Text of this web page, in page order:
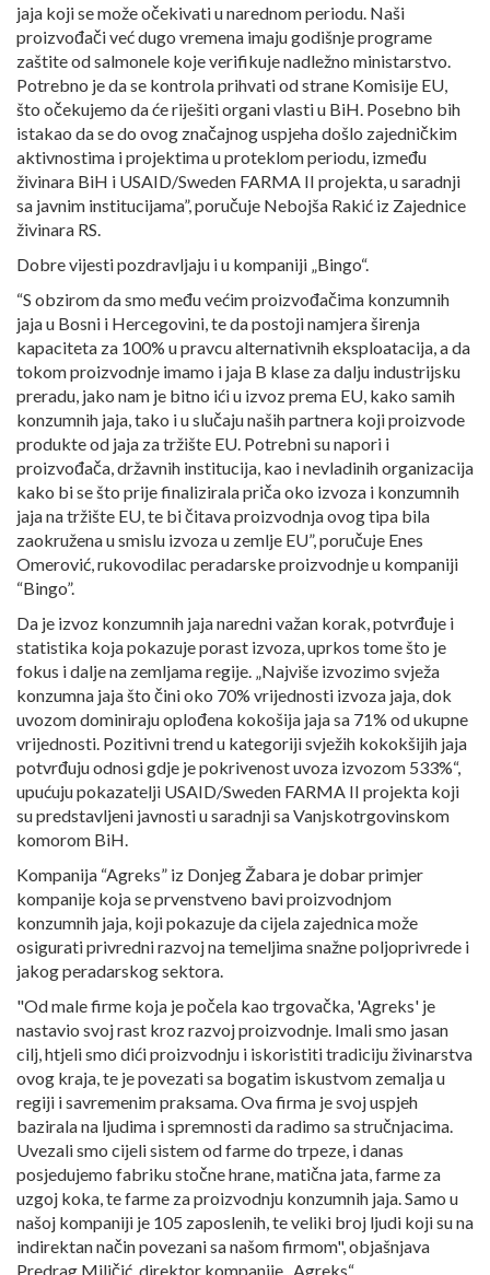
jaja koji se može očekivati u narednom periodu. Naši
proizvođači već dugo vremena imaju godišnje programe
zaštite od salmonele koje verifikuje nadležno ministarstvo.
Potrebno je da se kontrola prihvati od strane Komisije EU,
što očekujemo da će riješiti organi vlasti u BiH. Posebno bih
istakao da se do ovog značajnog uspjeha došlo zajedničkim
aktivnostima i projektima u proteklom periodu, između
živinara BiH i USAID/Sweden FARMA II projekta, u saradnji
sa javnim institucijama”, poručuje Nebojša Rakić iz Zajednice
živinara RS.
Dobre vijesti pozdravljaju i u kompaniji „Bingo“.
“S obzirom da smo među većim proizvođačima konzumnih
jaja u Bosni i Hercegovini, te da postoji namjera širenja
kapaciteta za 100% u pravcu alternativnih eksploatacija, a da
tokom proizvodnje imamo i jaja B klase za dalju industrijsku
preradu, jako nam je bitno ići u izvoz prema EU, kako samih
konzumnih jaja, tako i u slučaju naših partnera koji proizvode
produkte od jaja za tržište EU. Potrebni su napori i
proizvođača, državnih institucija, kao i nevladinih organizacija
kako bi se što prije finalizirala priča oko izvoza i konzumnih
jaja na tržište EU, te bi čitava proizvodnja ovog tipa bila
zaokružena u smislu izvoza u zemlje EU”, poručuje Enes
Omerović, rukovodilac peradarske proizvodnje u kompaniji
“Bingo”.
Da je izvoz konzumnih jaja naredni važan korak, potvrđuje i
statistika koja pokazuje porast izvoza, uprkos tome što je
fokus i dalje na zemljama regije. „Najviše izvozimo svježa
konzumna jaja što čini oko 70% vrijednosti izvoza jaja, dok
uvozom dominiraju oplođena kokošija jaja sa 71% od ukupne
vrijednosti. Pozitivni trend u kategoriji svježih kokokšijih jaja
potvrđuju odnosi gdje je pokrivenost uvoza izvozom 533%“,
upućuju pokazatelji USAID/Sweden FARMA II projekta koji
su predstavljeni javnosti u saradnji sa Vanjskotrgovinskom
komorom BiH.
Kompanija “Agreks” iz Donjeg Žabara je dobar primjer
kompanije koja se prvenstveno bavi proizvodnjom
konzumnih jaja, koji pokazuje da cijela zajednica može
osigurati privredni razvoj na temeljima snažne poljoprivrede i
jakog peradarskog sektora.
"Od male firme koja je počela kao trgovačka, 'Agreks' je
nastavio svoj rast kroz razvoj proizvodnje. Imali smo jasan
cilj, htjeli smo dići proizvodnju i iskoristiti tradiciju živinarstva
ovog kraja, te je povezati sa bogatim iskustvom zemalja u
regiji i savremenim praksama. Ova firma je svoj uspjeh
bazirala na ljudima i spremnosti da radimo sa stručnjacima.
Uvezali smo cijeli sistem od farme do trpeze, i danas
posjedujemo fabriku stočne hrane, matična jata, farme za
uzgoj koka, te farme za proizvodnju konzumnih jaja. Samo u
našoj kompaniji je 105 zaposlenih, te veliki broj ljudi koji su na
indirektan način povezani sa našom firmom", objašnjava
Predrag Miličić, direktor kompanije „Agreks“.